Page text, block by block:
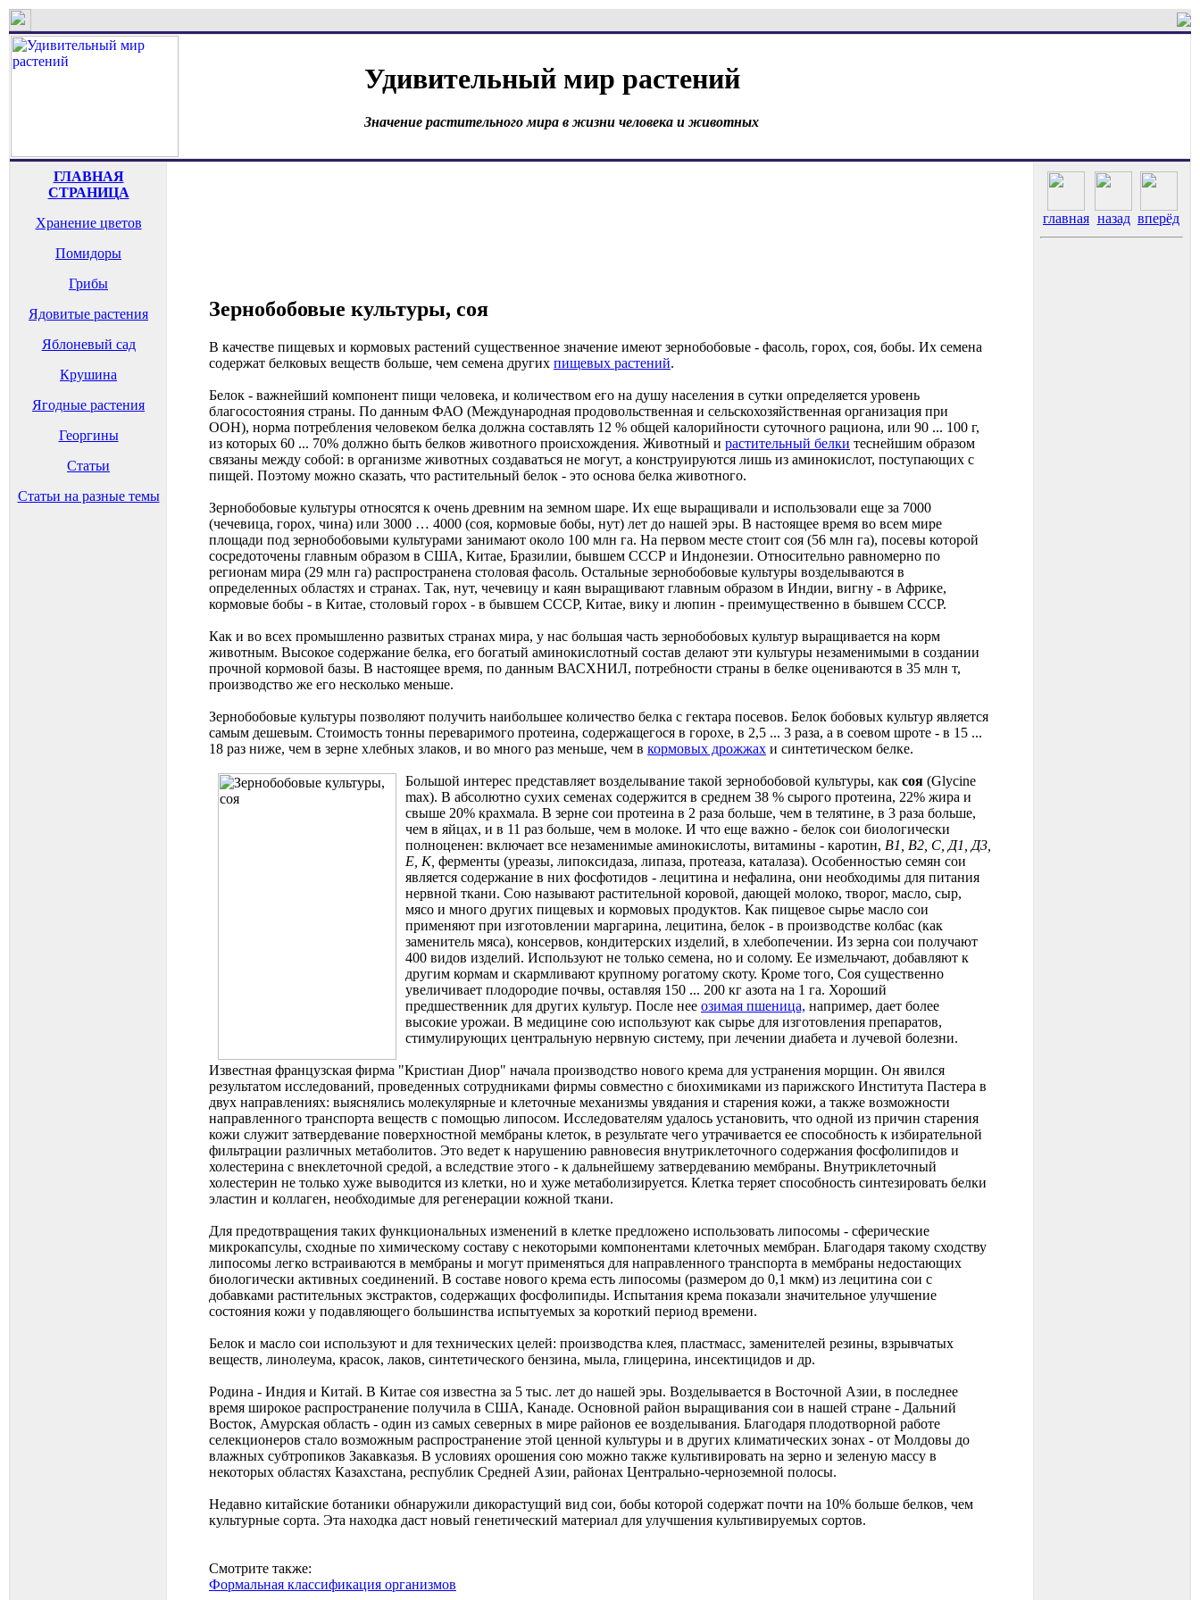
Удивительный мир растений
Значение растительного мира в жизни человека и животных
ГЛАВНАЯ
СТРАНИЦА
Хранение цветов
Помидоры
Грибы
Ядовитые растения
Яблоневый сад
Крушина
Ягодные растения
Георгины
Статьи
Статьи на разные темы
Зернобобовые культуры, соя
В качестве пищевых и кормовых растений существенное значение имеют зернобобовые - фасоль, горох, соя, бобы. Их семена
содержат белковых веществ больше, чем семена других пищевых растений.
Белок - важнейший компонент пищи человека, и количеством его на душу населения в сутки определяется уровень
благосостояния страны. По данным ФАО (Международная продовольственная и сельскохозяйственная организация при
ООН), норма потребления человеком белка должна составлять 12 % общей калорийности суточного рациона, или 90 ... 100 г,
из которых 60 ... 70% должно быть белков животного происхождения. Животный и растительный белки теснейшим образом
связаны между собой: в организме животных создаваться не могут, а конструируются лишь из аминокислот, поступающих с
пищей. Поэтому можно сказать, что растительный белок - это основа белка животного.
Зернобобовые культуры относятся к очень древним на земном шаре. Их еще выращивали и использовали еще за 7000
(чечевица, горох, чина) или 3000 … 4000 (соя, кормовые бобы, нут) лет до нашей эры. В настоящее время во всем мире
площади под зернобобовыми культурами занимают около 100 млн га. На первом месте стоит соя (56 млн га), посевы которой
сосредоточены главным образом в США, Китае, Бразилии, бывшем СССР и Индонезии. Относительно равномерно по
регионам мира (29 млн га) распространена столовая фасоль. Остальные зернобобовые культуры возделываются в
определенных областях и странах. Так, нут, чечевицу и каян выращивают главным образом в Индии, вигну - в Африке,
кормовые бобы - в Китае, столовый горох - в бывшем СССР, Китае, вику и люпин - преимущественно в бывшем СССР.
Как и во всех промышленно развитых странах мира, у нас большая часть зернобобовых культур выращивается на корм
животным. Высокое содержание белка, его богатый аминокислотный состав делают эти культуры незаменимыми в создании
прочной кормовой базы. В настоящее время, по данным ВАСХНИЛ, потребности страны в белке оцениваются в 35 млн т,
производство же его несколько меньше.
Зернобобовые культуры позволяют получить наибольшее количество белка с гектара посевов. Белок бобовых культур является
самым дешевым. Стоимость тонны переваримого протеина, содержащегося в горохе, в 2,5 ... 3 раза, а в соевом шроте - в 15 ...
18 раз ниже, чем в зерне хлебных злаков, и во много раз меньше, чем в кормовых дрожжах и синтетическом белке.
Большой интерес представляет возделывание такой зернобобовой культуры, как соя (Glycine
mах). В абсолютно сухих семенах содержится в среднем 38 % сырого протеина, 22% жира и
свыше 20% крахмала. В зерне сои протеина в 2 раза больше, чем в телятине, в 3 раза больше,
чем в яйцах, и в 11 раз больше, чем в молоке. И что еще важно - белок сои биологически
полноценен: включает все незаменимые аминокислоты, витамины - каротин, B1, В2, С, Д1, Д3,
Е, К, ферменты (уреазы, липоксидаза, липаза, протеаза, каталаза). Особенностью семян сои
является содержание в них фосфотидов - лецитина и нефалина, они необходимы для питания
нервной ткани. Сою называют растительной коровой, дающей молоко, творог, масло, сыр,
мясо и много других пищевых и кормовых продуктов. Как пищевое сырье масло сои
применяют при изготовлении маргарина, лецитина, белок - в производстве колбас (как
заменитель мяса), консервов, кондитерских изделий, в хлебопечении. Из зерна сои получают
400 видов изделий. Используют не только семена, но и солому. Ее измельчают, добавляют к
другим кормам и скармливают крупному рогатому скоту. Кроме того, Соя существенно
увеличивает плодородие почвы, оставляя 150 ... 200 кг азота на 1 га. Хороший
предшественник для других культур. После нее озимая пшеница, например, дает более
высокие урожаи. В медицине сою используют как сырье для изготовления препаратов,
стимулирующих центральную нервную систему, при лечении диабета и лучевой болезни.
Известная французская фирма "Кристиан Диор" начала производство нового крема для устранения морщин. Он явился
результатом исследований, проведенных сотрудниками фирмы совместно с биохимиками из парижского Института Пастера в
двух направлениях: выяснялись молекулярные и клеточные механизмы увядания и старения кожи, а также возможности
направленного транспорта веществ с помощью липосом. Исследователям удалось установить, что одной из причин старения
кожи служит затвердевание поверхностной мембраны клеток, в результате чего утрачивается ее способность к избирательной
фильтрации различных метаболитов. Это ведет к нарушению равновесия внутриклеточного содержания фосфолипидов и
холестерина с внеклеточной средой, а вследствие этого - к дальнейшему затвердеванию мембраны. Внутриклеточный
холестерин не только хуже выводится из клетки, но и хуже метаболизируется. Клетка теряет способность синтезировать белки
эластин и коллаген, необходимые для регенерации кожной ткани.
Для предотвращения таких функциональных изменений в клетке предложено использовать липосомы - сферические
микрокапсулы, сходные по химическому составу с некоторыми компонентами клеточных мембран. Благодаря такому сходству
липосомы легко встраиваются в мембраны и могут применяться для направленного транспорта в мембраны недостающих
биологически активных соединений. В составе нового крема есть липосомы (размером до 0,1 мкм) из лецитина сои с
добавками растительных экстрактов, содержащих фосфолипиды. Испытания крема показали значительное улучшение
состояния кожи у подавляющего большинства испытуемых за короткий период времени.
Белок и масло сои используют и для технических целей: производства клея, пластмасс, заменителей резины, взрывчатых
веществ, линолеума, красок, лаков, синтетического бензина, мыла, глицерина, инсектицидов и др.
Родина - Индия и Китай. В Китае соя известна за 5 тыс. лет до нашей эры. Возделывается в Восточной Азии, в последнее
время широкое распространение получила в США, Канаде. Основной район выращивания сои в нашей стране - Дальний
Восток, Амурская область - один из самых северных в мире районов ее возделывания. Благодаря плодотворной работе
селекционеров стало возможным распространение этой ценной культуры и в других климатических зонах - от Молдовы до
влажных субтропиков Закавказья. В условиях орошения сою можно также культивировать на зерно и зеленую массу в
некоторых областях Казахстана, республик Средней Азии, районах Центрально-черноземной полосы.
Недавно китайские ботаники обнаружили дикорастущий вид сои, бобы которой содержат почти на 10% больше белков, чем
культурные сорта. Эта находка даст новый генетический материал для улучшения культивируемых сортов.
Смотрите также:
Формальная классификация организмов
главная назад вперёд